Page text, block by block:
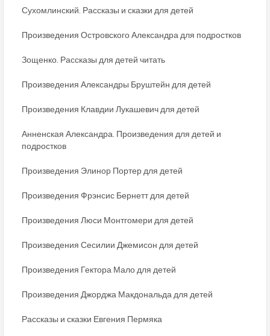
Сухомлинский. Рассказы и сказки для детей
Произведения Островского Александра для подростков
Зощенко. Рассказы для детей читать
Произведения Александры Бруштейн для детей
Произведения Клавдии Лукашевич для детей
Анненская Александра. Произведения для детей и
подростков
Произведения Элинор Портер для детей
Произведения Фрэнсис Бернетт для детей
Произведения Люси Монтгомери для детей
Произведения Сесилии Джемисон для детей
Произведения Гектора Мало для детей
Произведения Джорджа Макдональда для детей
Рассказы и сказки Евгения Пермяка